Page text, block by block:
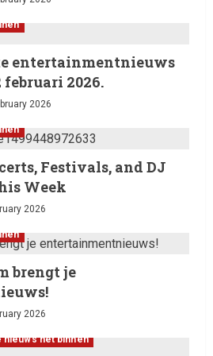
entertainmentnieuws
2026.
2026
Festivals, and DJ
Week
2026
brengt je
2026
nieuws net binnen
nieuws net binnen
2026, gedomineerd
Ella Langley, die met haar
“Choosin’ Texas” haar
nummer 1-positie in de
100 heeft behaald.
February 2026
nieuws net binnen
van